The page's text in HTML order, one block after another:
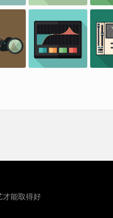
才能取得好